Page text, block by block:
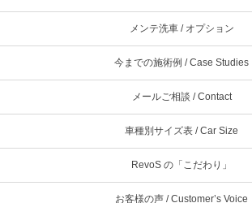
メンテ洗車 / オプション
今までの施術例 / Case Studies
メールご相談 / Contact
車種別サイズ表 / Car Size
RevoS の「こだわり」
お客様の声 / Customer’s Voice